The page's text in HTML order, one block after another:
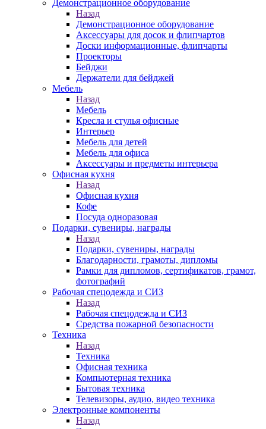
Демонстрационное оборудование
Назад
Демонстрационное оборудование
Аксессуары для досок и флипчартов
Доски информационные, флипчарты
Проекторы
Бейджи
Держатели для бейджей
Мебель
Назад
Мебель
Кресла и стулья офисные
Интерьер
Мебель для детей
Мебель для офиса
Аксессуары и предметы интерьера
Офисная кухня
Назад
Офисная кухня
Кофе
Посуда одноразовая
Подарки, сувениры, награды
Назад
Подарки, сувениры, награды
Благодарности, грамоты, дипломы
Рамки для дипломов, сертификатов, грамот,
фотографий
Рабочая спецодежда и СИЗ
Назад
Рабочая спецодежда и СИЗ
Средства пожарной безопасности
Техника
Назад
Техника
Офисная техника
Компьютерная техника
Бытовая техника
Телевизоры, аудио, видео техника
Электронные компоненты
Назад